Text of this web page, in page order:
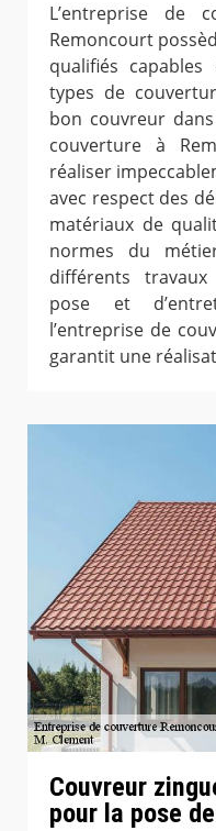
L’entreprise de
Remoncourt
qualifiés
types de
bon couvreur
couverture à
réaliser
avec respect des
matériaux de
normes du
différents
pose et
l’entreprise de
garantit une
Couvreur
pour la pose